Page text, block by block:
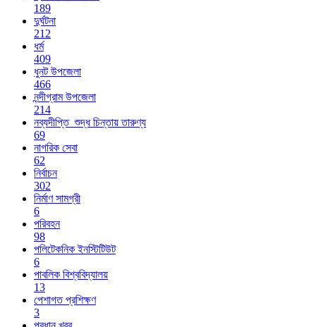
189
দুর্ঘটনা
212
ধর্ম
409
ধুনট উপজেলা
466
নন্দীগ্রাম উপজেলা
214
নব্যদীপ্তি_শুদ্ধ চিন্তায় তারুণ্য
69
নাগরিক সেবা
62
নির্বাচন
302
নির্মাণ সামগ্রী
6
পরিবহন
98
পলিটেকনিক ইনস্টিটিউট
6
পাবলিক বিশ্ববিদ্যালয়
13
পেশাগত প্রশিক্ষণ
3